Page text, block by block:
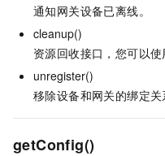
通知网关设备已离线。
cleanup()
资源回收接口，您可以使
unregister()
移除设备和网关的绑定关
getConfig()